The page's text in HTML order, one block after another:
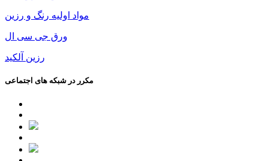
مواد اولیه رنگ و رزین
ورق جی سی ال
رزین آلکید
مکرر در شبکه های اجتماعی